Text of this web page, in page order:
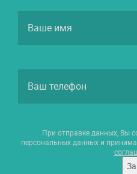
При отправке данных, Вы
персональных данных и